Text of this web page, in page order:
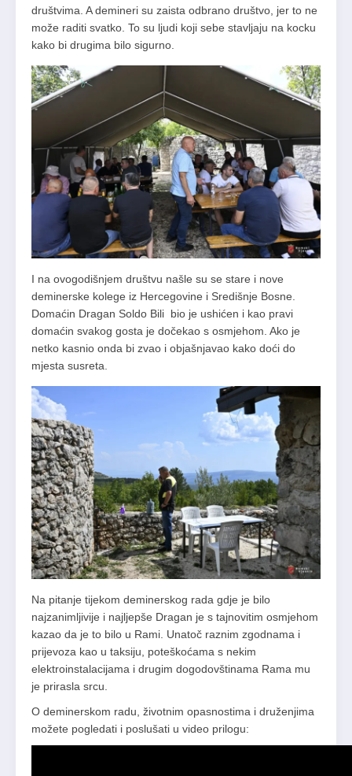
društvima. A demineri su zaista odbrano društvo, jer to ne
može raditi svatko. To su ljudi koji sebe stavljaju na kocku
kako bi drugima bilo sigurno.
I na ovogodišnjem društvu našle su se stare i nove
deminerske kolege iz Hercegovine i Središnje Bosne.
Domaćin Dragan Soldo Bili bio je ushićen i kao pravi
domaćin svakog gosta je dočekao s osmjehom. Ako je
netko kasnio onda bi zvao i objašnjavao kako doći do
mjesta susreta.
Na pitanje tijekom deminerskog rada gdje je bilo
najzanimljivije i najljepše Dragan je s tajnovitim osmjehom
kazao da je to bilo u Rami. Unatoč raznim zgodnama i
prijevoza kao u taksiju, poteškoćama s nekim
elektroinstalacijama i drugim dogodovštinama Rama mu
je prirasla srcu.
O deminerskom radu, životnim opasnostima i druženjima
možete pogledati i poslušati u video prilogu: